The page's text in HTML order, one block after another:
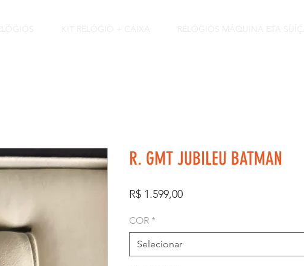
KIT RELÓGIO + CAIXA RELÓGIOS MÁQUINA ETA SUÍÇA
R. GMT JUBILEU BATMAN
R$ 1.599,00Preço
COR *
Selecionar